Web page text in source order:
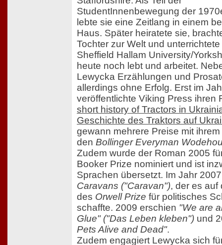
StudentInnenbewegung der
lebte sie eine Zeitlang in einem
Haus. Später heiratete sie,
Tochter zur Welt und
Sheffield Hallam University/
heute noch lebt und arbeitet.
Lewycka Erzählungen und
allerdings ohne Erfolg. Erst im
veröffentlichte Viking Press ihren
short history of Tractors in
Geschichte des Traktors auf
gewann mehrere Preise mit
den Bollinger Everyman
Zudem wurde der Roman 2005
Booker Prize nominiert und ist
Sprachen übersetzt. Im Jahr
Caravans ("Caravan"), der es auf
des Orwell Prize für politisches
schaffte. 2009 erschien "We are
Glue" ("Das Leben kleben") und
Pets Alive and Dead".
Zudem engagiert Lewycka sich